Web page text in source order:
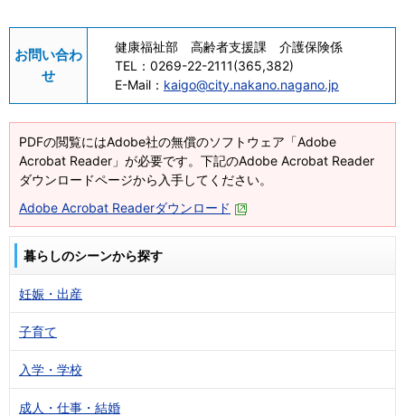
お問い合わ
せ
健康福祉部 高齢者支援課 介護保険係
TEL： 0269-22-2111(365,382)
E-Mail： kaigo@city.nakano.nagano.jp
PDFの閲覧にはAdobe社の無償のソフトウェア「Adobe
Acrobat Reader」が必要です。下記のAdobe Acrobat Reader
ダウンロードページから入手してください。
Adobe Acrobat Readerダウンロード
暮らしのシーンから探す
妊娠・出産
子育て
入学・学校
成人・仕事・結婚